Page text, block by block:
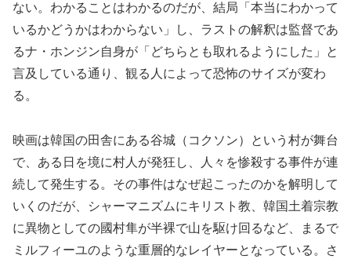
ない。わかることはわかるのだが、結局「本当にわかって
いるかどうかはわからない」し、ラストの解釈は監督であ
るナ・ホンジン自身が「どちらとも取れるようにした」と
言及している通り、観る人によって恐怖のサイズが変わ
る。
映画は韓国の田舎にある谷城（コクソン）という村が舞台
で、ある日を境に村人が発狂し、人々を惨殺する事件が連
続して発生する。その事件はなぜ起こったのかを解明して
いくのだが、シャーマニズムにキリスト教、韓国土着宗教
に異物としての國村隼が半裸で山を駆け回るなど、まるで
ミルフィーユのような重層的なレイヤーとなっている。さ